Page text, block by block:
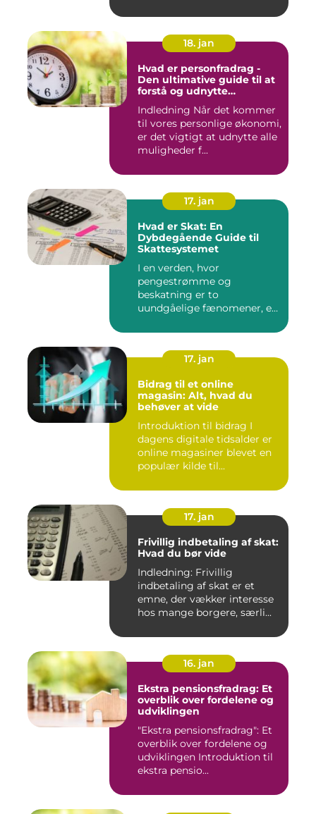
18. jan
Hvad er personfradrag -
Den ultimative guide til at
forstå og udnytte
Indledning Når det kommer
til vores personlige økonomi,
er det vigtigt at udnytte alle
muligheder f...
17. jan
Hvad er Skat: En
Dybdegående Guide til
Skattesystemet
I en verden, hvor
pengestrømme og
beskatning er to
uundgåelige fænomener, er
17. jan
Bidrag til et online
magasin: Alt, hvad du
behøver at vide
Introduktion til bidrag I
dagens digitale tidsalder er
online magasiner blevet en
populær kilde til...
17. jan
Frivillig indbetaling af skat:
Hvad du bør vide
Indledning: Frivillig
indbetaling af skat er et
emne, der vækker interesse
hos mange borgere, særli...
16. jan
Ekstra pensionsfradrag: Et
overblik over fordelene og
udviklingen
"Ekstra pensionsfradrag": Et
overblik over fordelene og
udviklingen Introduktion til
ekstra pensio...